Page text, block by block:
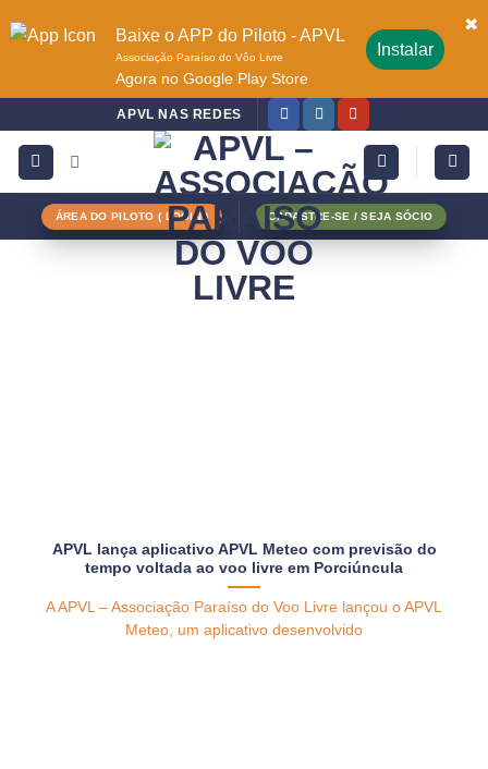
Baixe o APP do Piloto - APVL
Associação Paraíso do Vôo Livre
Agora no Google Play Store
Instalar
✖
APVL NAS REDES
ÁREA DO PILOTO ( LOGIN ) CADASTRE-SE / SEJA SÓCIO
APVL lança aplicativo APVL Meteo com previsão do
tempo voltada ao voo livre em Porciúncula
A APVL – Associação Paraíso do Voo Livre lançou o APVL
Meteo, um aplicativo desenvolvido